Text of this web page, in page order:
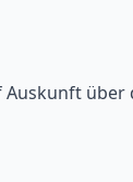
über